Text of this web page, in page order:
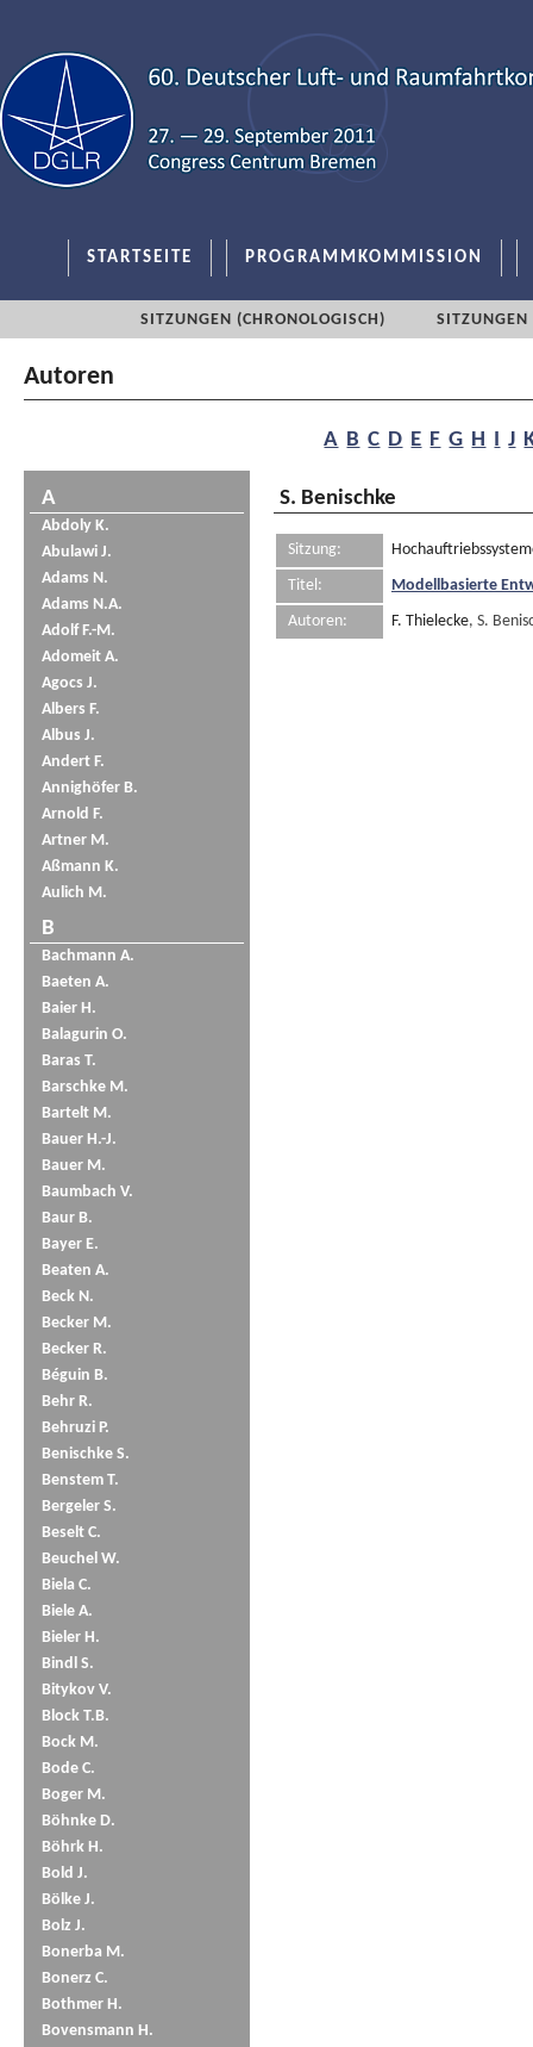
STARTSEITE PROGRAMMKOMMISSION
SITZUNGEN (CHRONOLOGISCH) SITZUNGEN
Autoren
A B C D E F G H I J
A
Abdoly K.
Abulawi J.
Adams N.
Adams N.A.
Adolf F.-M.
Adomeit A.
Agocs J.
Albers F.
Albus J.
Andert F.
Annighöfer B.
Arnold F.
Artner M.
Aßmann K.
Aulich M.
B
Bachmann A.
Baeten A.
Baier H.
Balagurin O.
Baras T.
Barschke M.
Bartelt M.
Bauer H.-J.
Bauer M.
Baumbach V.
Baur B.
Bayer E.
Beaten A.
Beck N.
Becker M.
Becker R.
Béguin B.
Behr R.
Behruzi P.
Benischke S.
Benstem T.
Bergeler S.
Beselt C.
Beuchel W.
Biela C.
Biele A.
Bieler H.
Bindl S.
Bitykov V.
Block T.B.
Bock M.
Bode C.
Boger M.
Böhnke D.
Böhrk H.
Bold J.
Bölke J.
Bolz J.
Bonerba M.
Bonerz C.
Bothmer H.
Bovensmann H.
S. Benischke
Sitzung:
Titel:
Modellbasierte
Autoren:
F. Thielecke, S.